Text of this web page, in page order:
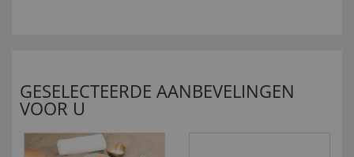
GESELECTEERDE AANBEVELINGEN
VOOR U